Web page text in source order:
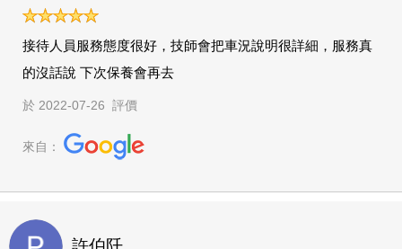
接待人員服務態度很好，技師會把車況說明很詳細，服務真
的沒話說 下次保養會再去
於 2022-07-26 評價
來自：